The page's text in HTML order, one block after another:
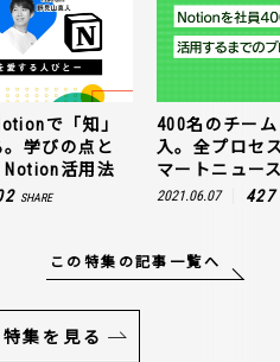
で「知」
学びの点と
Notion活用法
SHARE
400名のチー
入。全プロセ
マートニュー
2021.06.07 427
この特集の記事一覧へ
集を見る